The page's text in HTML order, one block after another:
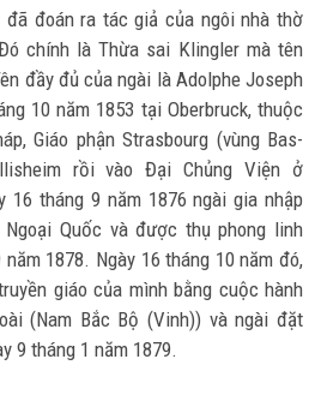
đoán ra tác giả của ngôi nhà thờ
chính là Thừa sai Klingler mà tên
đầy đủ của ngài là Adolphe Joseph
10 năm 1853 tại Oberbruck, thuộc
Giáo phận Strasbourg (vùng Bas-
rồi vào Đại Chủng Viện ở
16 tháng 9 năm 1876 ngài gia nhập
Ngoại Quốc và được thụ phong linh
1878. Ngày 16 tháng 10 năm đó,
giáo của mình bằng cuộc hành
(Nam Bắc Bộ (Vinh)) và ngài đặt
9 tháng 1 năm 1879.